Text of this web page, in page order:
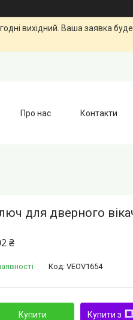
вихідний. Ваша заявка
Про нас Контакти
для дверного
₴
Код: VEOV1654
Купити Купити з